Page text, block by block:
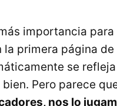
importancia
primera página
se
Pero parece
nos lo